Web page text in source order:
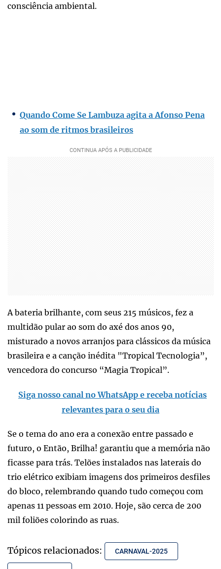
consciência ambiental.
Quando Come Se Lambuza agita a Afonso Pena
ao som de ritmos brasileiros
A bateria brilhante, com seus 215 músicos, fez a
multidão pular ao som do axé dos anos 90,
misturado a novos arranjos para clássicos da música
brasileira e a canção inédita "Tropical Tecnologia”,
vencedora do concurso “Magia Tropical”.
Siga nosso canal no WhatsApp e receba notícias
relevantes para o seu dia
Se o tema do ano era a conexão entre passado e
futuro, o Então, Brilha! garantiu que a memória não
ficasse para trás. Telões instalados nas laterais do
trio elétrico exibiam imagens dos primeiros desfiles
do bloco, relembrando quando tudo começou com
apenas 11 pessoas em 2010. Hoje, são cerca de 200
mil foliões colorindo as ruas.
Tópicos relacionados: CARNAVAL-2025